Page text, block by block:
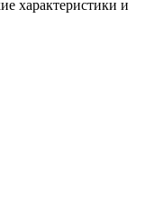
характеристики и